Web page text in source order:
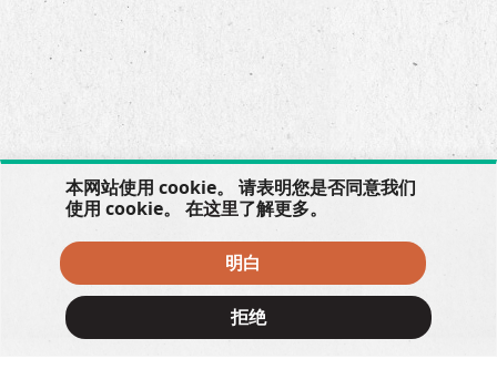
本网站使用 cookie。 请表明您是否同意我们
使用 cookie。 在这里了解更多。
拒绝
明白